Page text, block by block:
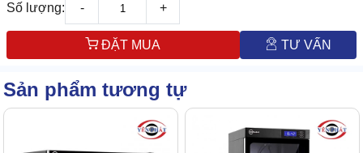
Số lượng: - +
ĐẶT MUA TƯ VẤN
Sản phẩm tương tự